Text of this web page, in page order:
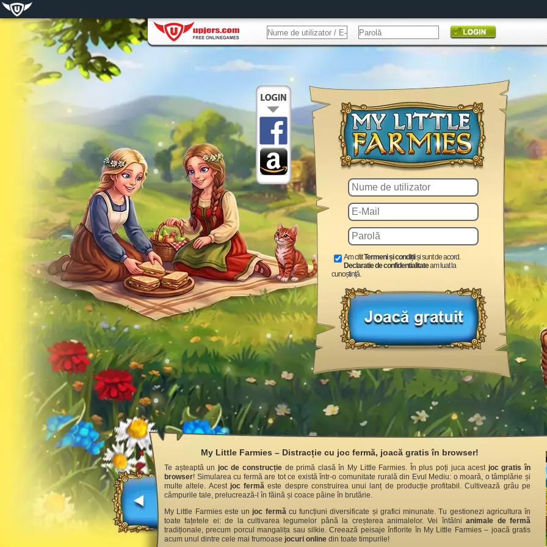
Am cititTermeni și condițiiși sunt de acord.
Declaratie de confidentialitateam luat la
cunoștință.
My Little Farmies – Distracție cu joc fermă, joacă gratis în browser!
Te așteaptă un joc de construcție de primă clasă în My Little Farmies. În plus poți juca acest joc gratis în
browser! Simularea cu fermă are tot ce există într-o comunitate rurală din Evul Mediu: o moară, o tâmplărie și
multe altele. Acest joc fermă este despre construirea unui lanț de producție profitabil. Cultivează grâu pe
câmpurile tale, prelucrează-l în făină și coace pâine în brutărie.
My Little Farmies este un joc fermăcu funcțiuni diversificate și grafici minunate. Tu gestionezi agricultura în
toate fațetele ei: de la cultivarea legumelor până la creșterea animalelor. Vei întâlnianimale de fermă
tradiționale, precum porcul mangalița sau silkie. Creează peisaje înflorite în My Little Farmies – joacă gratis
acum unul dintre cele mai frumoase jocuri online din toate timpurile!